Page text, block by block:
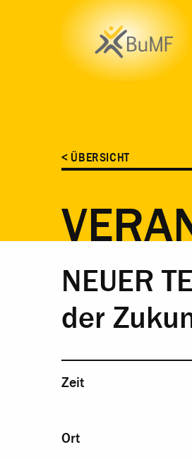
< ÜBERSICHT
ORT INHALT
NEUER
der
Zeit
Ort